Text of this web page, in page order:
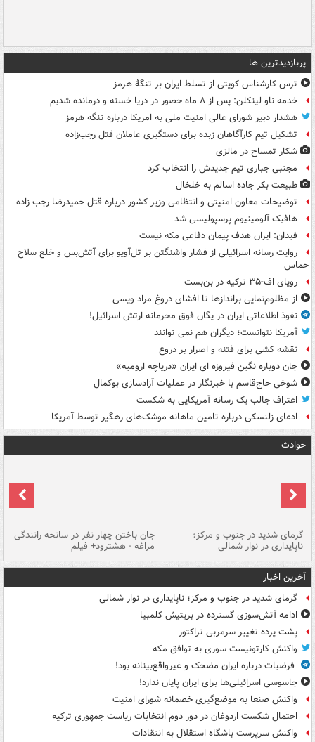
پربازدیدترین ها
ترس کارشناس کویتی از تسلط ایران بر تنگۀ هرمز
خدمه ناو لینکلن: پس از ۸ ماه حضور در دریا خسته و درمانده‌ شدیم
هشدار دبیر شورای عالی امنیت ملی به امریکا درباره تنگه هرمز
تشکیل تیم کارآگاهان زبده برای دستگیری عاملان قتل رجب‌زاده
شکار تمساح در مالزی
مجتبی جباری تیم جدیدش را انتخاب کرد
طبیعت بکر جاده اسالم به خلخال
توضیحات معاون امنیتی و انتظامی وزیر کشور درباره قتل حمیدرضا رجب زاده
هافبک آلومینیوم پرسپولیسی شد
فیدان: ایران هدف پیمان دفاعی مکه نیست
روایت رسانه اسرائیلی از فشار واشنگتن بر تل‌آویو برای آتش‌بس و خلع سلاح
حماس
رویای اف-۳۵ ترکیه در بن‌بست
از مظلوم‌نمایی براندازها تا افشای دروغ مراد ویسی
نفوذ اطلاعاتی ایران در یگان فوق محرمانه ارتش اسرائیل!
آمریکا نتوانست؛ دیگران هم نمی توانند
نقشه کشی برای فتنه و اصرار بر دروغ
جان دوباره نگین فیروزه ای ایران «دریاچه ارومیه»
شوخی حاج‌قاسم با خبرنگار در عملیات آزادسازی بوکمال
اعتراف جالب یک رسانه آمریکایی به شکست
ادعای زلنسکی درباره تامین ماهانه موشک‌های رهگیر توسط آمریکا
حوادث
گرمای شدید در جنوب و مرکز؛
ناپایداری در نوار شمالی
جان باختن چهار نفر در سانحه رانندگی
مراغه - هشترود+ فیلم
آخرین اخبار
گرمای شدید در جنوب و مرکز؛ ناپایداری در نوار شمالی
ادامه آتش‌سوزی گسترده در بریتیش کلمبیا
پشت پرده تغییر سرمربی تراکتور
واکنش کارتونیست سوری به توافق مکه
فرضیات درباره ایران مضحک و غیرواقع‌بینانه بود!
جاسوسی اسرائیلی‌ها برای ایران پایان ندارد!
واکنش صنعا به موضع‌گیری خصمانه شورای امنیت
احتمال شکست اردوغان در دور دوم انتخابات ریاست جمهوری ترکیه
واکنش سرپرست باشگاه استقلال به انتقادات